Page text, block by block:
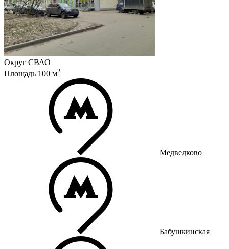
Округ СВАО
Площадь 100 м2
Медведково
Бабушкинская